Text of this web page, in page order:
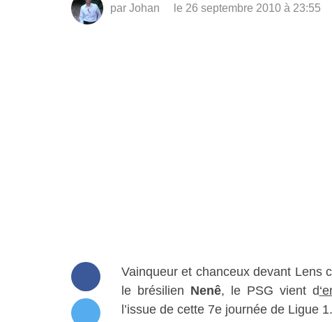
par Johan le 26 septembre 2010 à 23:55
Vainqueur et chanceux devant Lens
le brésilien Nenê, le PSG vient d
l’issue de cette 7e journée de Ligue 1.